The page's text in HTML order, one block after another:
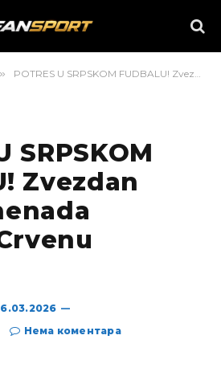
» POTRES U SRPSKOM FUDBALU! Zvezdan Terzić iznenada napušta Crvenu zvezdu?!
SRPSKOM
Zvezdan
Нема коментара